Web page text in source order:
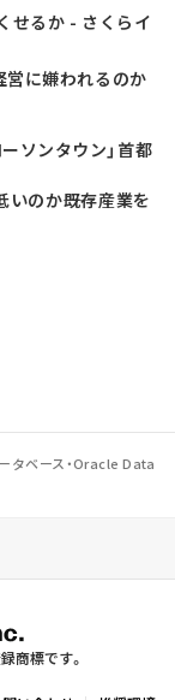
せるか - さくらイ
営に嫌われるのか
ソンタウン」首都
のか――既存産業を
タベース・Oracle Data
商標です。